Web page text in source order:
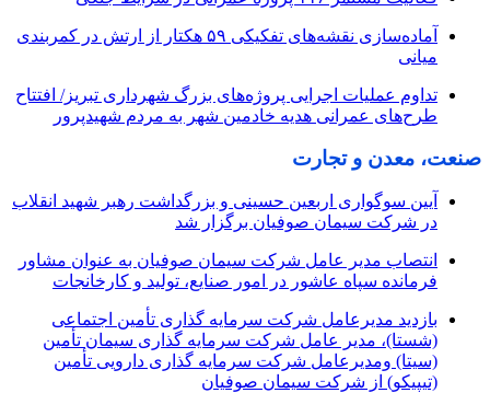
آماده‌سازی نقشه‌های تفکیکی ۵۹ هکتار از ارتش در کمربندی
میانی
تداوم عملیات اجرایی پروژه‌های بزرگ شهرداری تبریز/ افتتاح
طرح‌های عمرانی هدیه خادمین شهر به مردم شهیدپرور
صنعت، معدن و تجارت
آیین سوگواری اربعین حسینی و بزرگداشت رهبر شهید انقلاب
در شرکت سیمان صوفیان برگزار شد
انتصاب مدیر عامل شرکت سیمان صوفیان به عنوان مشاور
فرمانده سپاه عاشور در امور صنایع، تولید و کارخانجات
بازدید مدیرعامل شرکت سرمایه گذاری تأمین اجتماعی
(شستا)، مدیر عامل شرکت سرمایه گذاری سیمان تأمین
(سیتا) ومدیرعامل شرکت سرمایه گذاری دارویی تأمین
(تیپیکو) از شرکت سیمان صوفیان